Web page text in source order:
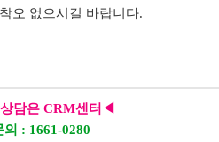
오 없으시길 바랍니다.
담은 CRM센터◀
의 : 1661-0280